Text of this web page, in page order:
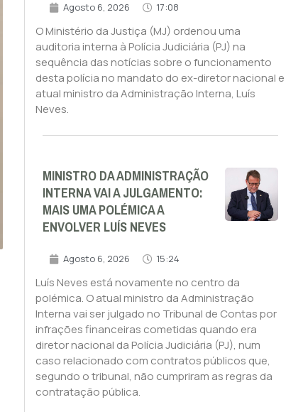
Agosto 6, 2026 17:08
O Ministério da Justiça (MJ) ordenou uma
auditoria interna à Polícia Judiciária (PJ) na
sequência das notícias sobre o funcionamento
desta polícia no mandato do ex-diretor nacional e
atual ministro da Administração Interna, Luís
Neves.
MINISTRO DA ADMINISTRAÇÃO
INTERNA VAI A JULGAMENTO:
MAIS UMA POLÉMICA A
ENVOLVER LUÍS NEVES
Agosto 6, 2026 15:24
Luís Neves está novamente no centro da
polémica. O atual ministro da Administração
Interna vai ser julgado no Tribunal de Contas por
infrações financeiras cometidas quando era
diretor nacional da Polícia Judiciária (PJ), num
caso relacionado com contratos públicos que,
segundo o tribunal, não cumpriram as regras da
contratação pública.